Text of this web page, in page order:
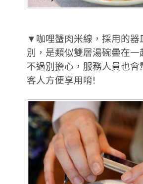
▼咖哩蟹肉米線，採用的器
別，是類似雙層湯碗疊在一
不過別擔心，服務人員也會
客人方便享用唷!